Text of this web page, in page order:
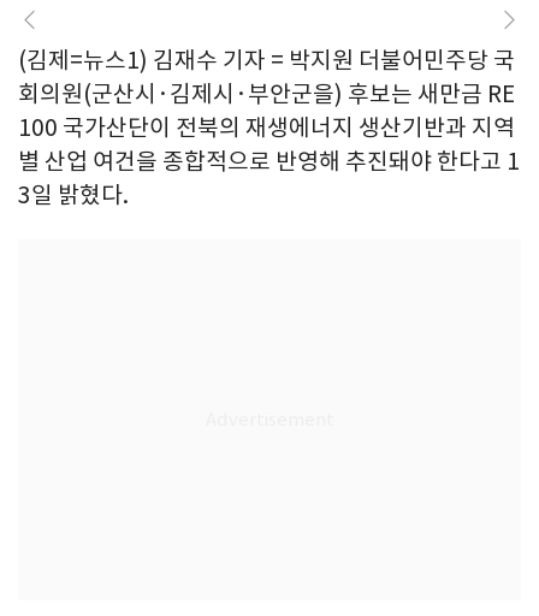
(김제=뉴스1) 김재수 기자 = 박지원 더불어민주당 국
회의원(군산시·김제시·부안군을) 후보는 새만금 RE
100 국가산단이 전북의 재생에너지 생산기반과 지역
별 산업 여건을 종합적으로 반영해 추진돼야 한다고 1
3일 밝혔다.